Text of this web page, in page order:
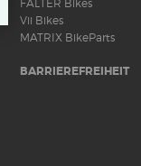
FALTER Bikes
Vii Bikes
MATRIX BikeParts
BARRIEREFREIHEIT